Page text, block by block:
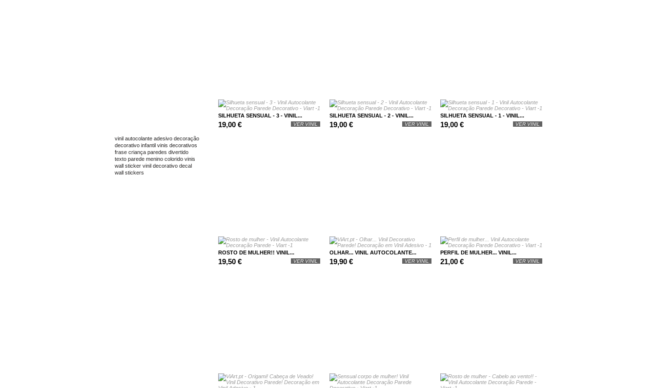
SILHUETA SENSUAL - 3 - VINIL...
19,00 € VER VINIL
SILHUETA SENSUAL - 2 - VINIL...
19,00 € VER VINIL
SILHUETA SENSUAL - 1 - VINIL...
19,00 € VER VINIL
ROSTO DE MULHER!! VINIL...
19,50 € VER VINIL
OLHAR... VINIL AUTOCOLANTE...
19,90 € VER VINIL
PERFIL DE MULHER... VINIL...
21,00 € VER VINIL
vinil autocolante adesivo decoração
decorativo infantil vinis decorativos
frase criança paredes divertido
texto parede menino colorido vinis
wall sticker vinil decorativo decal
wall stickers